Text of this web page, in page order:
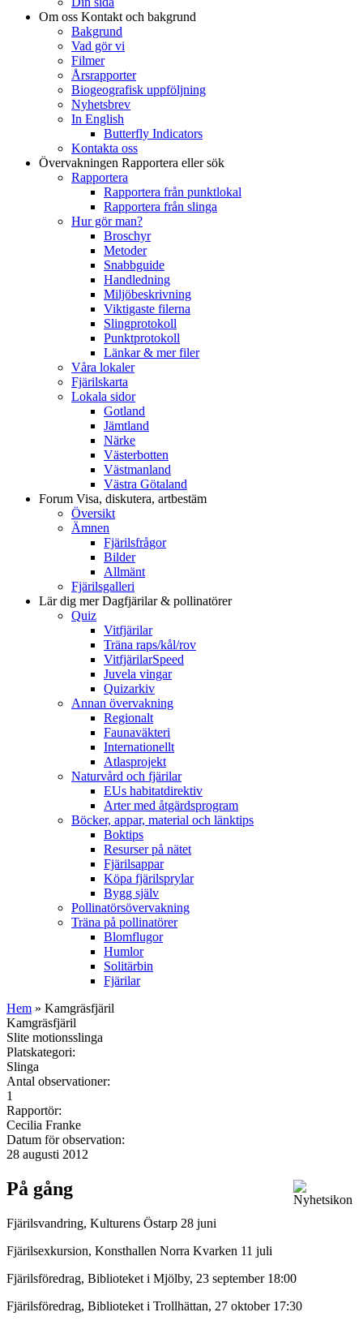
Om oss Kontakt och bakgrund
Bakgrund
Vad gör vi
Filmer
Årsrapporter
Biogeografisk uppföljning
Nyhetsbrev
In English
Butterfly Indicators
Kontakta oss
Övervakningen Rapportera eller sök
Rapportera
Rapportera från punktlokal
Rapportera från slinga
Hur gör man?
Broschyr
Metoder
Snabbguide
Handledning
Miljöbeskrivning
Viktigaste filerna
Slingprotokoll
Punktprotokoll
Länkar & mer filer
Våra lokaler
Fjärilskarta
Lokala sidor
Gotland
Jämtland
Närke
Västerbotten
Västmanland
Västra Götaland
Forum Visa, diskutera, artbestäm
Översikt
Ämnen
Fjärilsfrågor
Bilder
Allmänt
Fjärilsgalleri
Lär dig merDagfjärilar & pollinatörer
Quiz
Vitfjärilar
Träna raps/kål/rov
VitfjärilarSpeed
Juvela vingar
Quizarkiv
Annan övervakning
Regionalt
Faunaväkteri
Internationellt
Atlasprojekt
Naturvård och fjärilar
EUs habitatdirektiv
Arter med åtgärdsprogram
Böcker, appar, material och länktips
Boktips
Resurser på nätet
Fjärilsappar
Köpa fjärilsprylar
Bygg själv
Pollinatörsövervakning
Träna på pollinatörer
Blomflugor
Humlor
Solitärbin
Fjärilar
Hem » Kamgräsfjäril
Kamgräsfjäril
Slite motionsslinga
Platskategori:
Slinga
Antal observationer:
1
Rapportör:
Cecilia Franke
Datum för observation:
28 augusti 2012
På gång
Fjärilsvandring, Kulturens Östarp 28 juni
Fjärilsexkursion, Konsthallen Norra Kvarken 11 juli
Fjärilsföredrag, Biblioteket i Mjölby, 23 september 18:00
Fjärilsföredrag, Biblioteket i Trollhättan, 27 oktober 17:30